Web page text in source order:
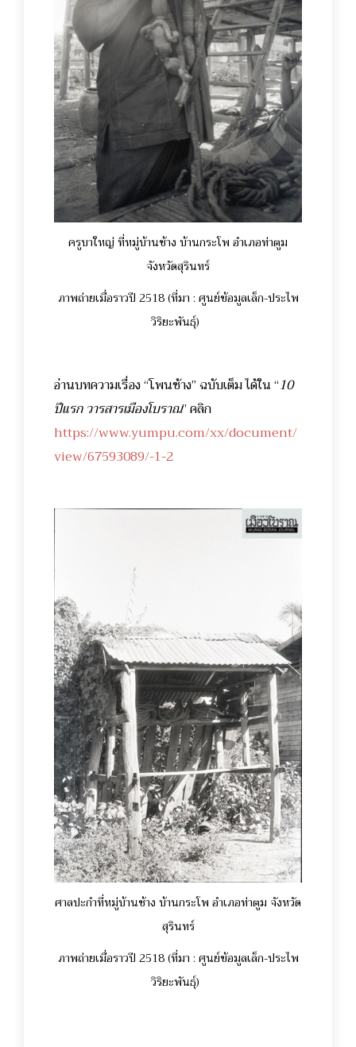
ครูบาใหญ่ ที่หมู่บ้านช้าง บ้านกระโพ อำเภอท่าตูม
จังหวัดสุรินทร์
ภาพถ่ายเมื่อราวปี 2518 (ที่มา : ศูนย์ข้อมูลเล็ก-ประไพ
วิริยะพันธุ์)
อ่านบทความเรื่อง “โพนช้าง” ฉบับเต็ม ได้ใน “10
ปีแรก วารสารเมืองโบราณ” คลิก
https://www.yumpu.com/xx/document/
view/67593089/-1-2
ศาลปะกำที่หมู่บ้านช้าง บ้านกระโพ อำเภอท่าตูม จังหวัด
สุรินทร์
ภาพถ่ายเมื่อราวปี 2518 (ที่มา : ศูนย์ข้อมูลเล็ก-ประไพ
วิริยะพันธุ์)